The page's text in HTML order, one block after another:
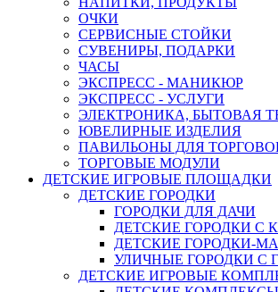
ОЧКИ
СЕРВИСНЫЕ СТОЙКИ
СУВЕНИРЫ, ПОДАРКИ
ЧАСЫ
ЭКСПРЕСС - МАНИКЮР
ЭКСПРЕСС - УСЛУГИ
ЭЛЕКТРОНИКА, БЫТОВАЯ
ЮВЕЛИРНЫЕ ИЗДЕЛИЯ
ПАВИЛЬОНЫ ДЛЯ
ТОРГОВЫЕ МОДУЛИ
ДЕТСКИЕ ИГРОВЫЕ ПЛОЩАДКИ
ДЕТСКИЕ ГОРОДКИ
ГОРОДКИ ДЛЯ ДАЧИ
ДЕТСКИЕ ГОРОДКИ С
ДЕТСКИЕ ГОРОДКИ-
УЛИЧНЫЕ ГОРОДКИ С
ДЕТСКИЕ ИГРОВЫЕ